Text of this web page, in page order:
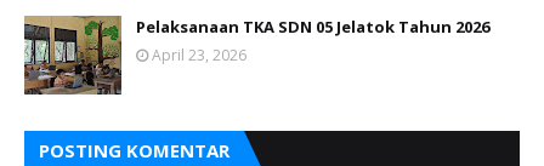
Pelaksanaan TKA SDN 05 Jelatok Tahun 2026
April 23, 2026
POSTING KOMENTAR